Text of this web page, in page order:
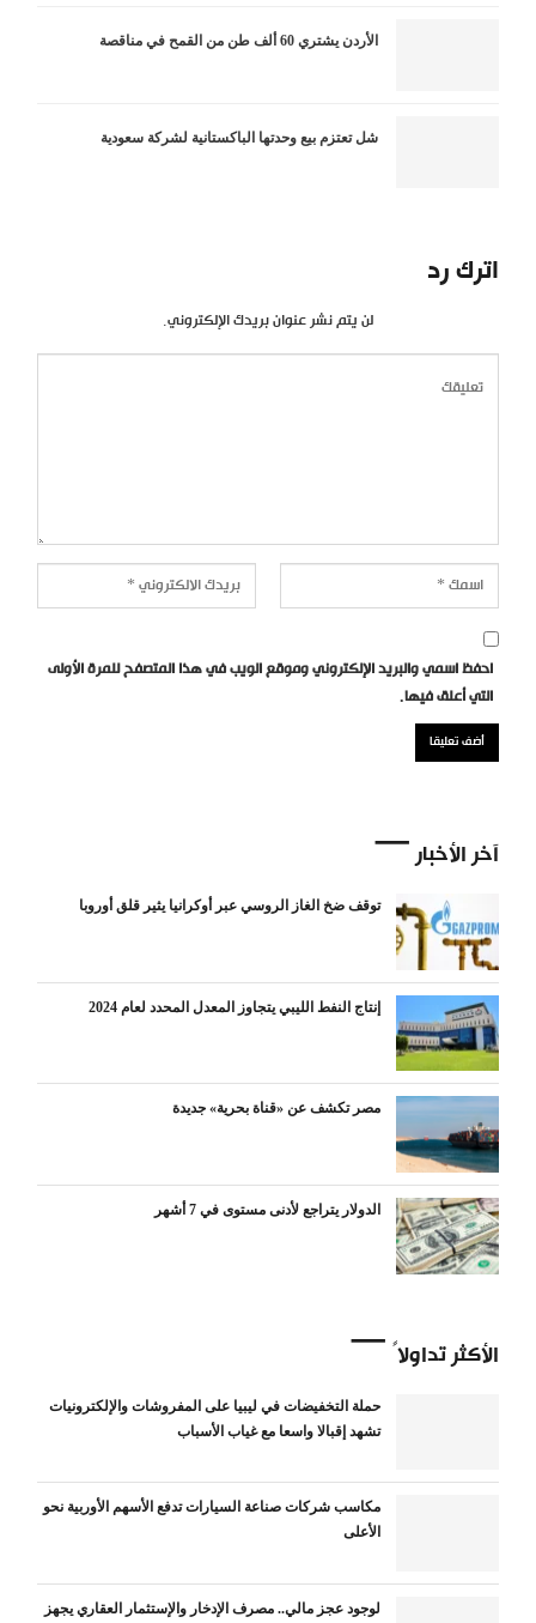
الأردن يشتري 60 ألف طن من القمح في مناقصة
شل تعتزم بيع وحدتها الباكستانية لشركة سعودية
اترك رد
لن يتم نشر عنوان بريدك الإلكتروني.
احفظ اسمي والبريد الإلكتروني وموقع الويب في هذا المتصفح للمرة الأولى
التي أعلق فيها.
آخر الأخبار
توقف ضخ الغاز الروسي عبر أوكرانيا يثير قلق أوروبا
إنتاج النفط الليبي يتجاوز المعدل المحدد لعام 2024
مصر تكشف عن «قناة بحرية» جديدة
الدولار يتراجع لأدنى مستوى في 7 أشهر
الأكثر تداولاً
حملة التخفيضات في ليبيا على المفروشات والإلكترونيات
تشهد إقبالا واسعا مع غياب الأسباب
مكاسب شركات صناعة السيارات تدفع الأسهم الأوربية نحو
الأعلى
لوجود عجز مالي.. مصرف الإدخار والإستثمار العقاري يجهز